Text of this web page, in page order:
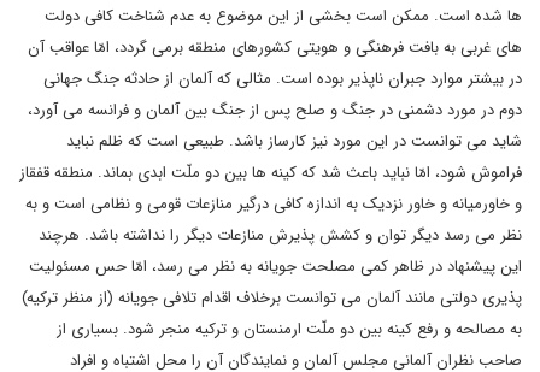
ها شده است. ممکن است بخشی از این موضوع به عدم شناخت کافی دولت
های غربی به بافت فرهنگی و هویتی کشورهای منطقه برمی گردد، امّا عواقب آن
در بیشتر موارد جبران ناپذیر بوده است. مثالی که آلمان از حادثه جنگ جهانی
دوم در مورد دشمنی در جنگ و صلح پس از جنگ بین آلمان و فرانسه می آورد،
شاید می توانست در این مورد نیز کارساز باشد. طبیعی است که ظلم نباید
فراموش شود، امّا نباید باعث شد که کینه ها بین دو ملّت ابدی بماند. منطقه قفقاز
و خاورمیانه و خاور نزدیک به اندازه کافی درگیر منازعات قومی و نظامی است و به
نظر می رسد دیگر توان و کشش پذیرش منازعات دیگر را نداشته باشد. هرچند
این پیشنهاد در ظاهر کمی مصلحت جویانه به نظر می رسد، امّا حس مسئولیت
پذیری دولتی مانند آلمان می توانست برخلاف اقدام تلافی جویانه (از منظر ترکیه)
به مصالحه و رفع کینه بین دو ملّت ارمنستان و ترکیه منجر شود. بسیاری از
صاحب نظران آلمانی مجلس آلمان و نمایندگان آن را محل اشتباه و افراد